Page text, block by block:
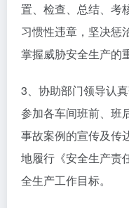
置、检查、总结、考
习惯性违章，坚决惩
掌握威胁安全生产的
3、协助部门领导认
参加各车间班前、班
事故案例的宣传及传
地履行《安全生产责
全生产工作目标。